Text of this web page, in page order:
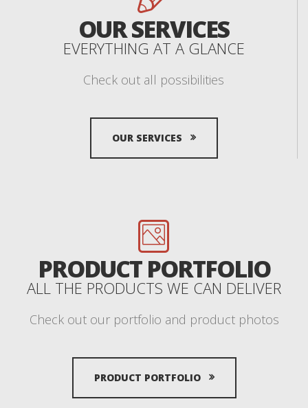
OUR SERVICES
EVERYTHING AT A GLANCE
Check out all possibilities
OUR SERVICES
PRODUCT PORTFOLIO
ALL THE PRODUCTS WE CAN DELIVER
Check out our portfolio and product photos
PRODUCT PORTFOLIO